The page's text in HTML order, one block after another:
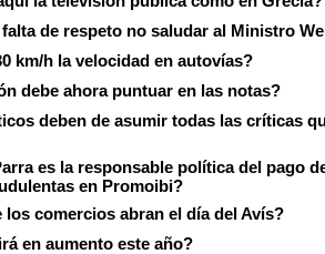
de respeto no saludar al Ministro
km/h la velocidad en autovías?
debe ahora puntuar en las notas?
deben de asumir todas las críticas
es la responsable política del pago
en Promoibi?
los comercios abran el día del Avís?
en aumento este año?